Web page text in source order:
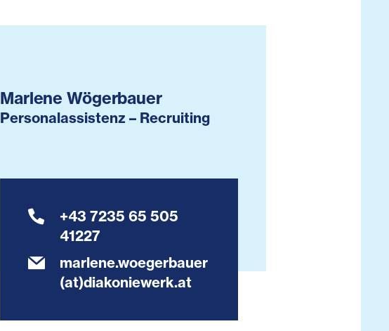
Marlene Wögerbauer
Personalassistenz – Recruiting
+43 7235 65 505
41227
marlene.woegerbauer
(at)diakoniewerk.at